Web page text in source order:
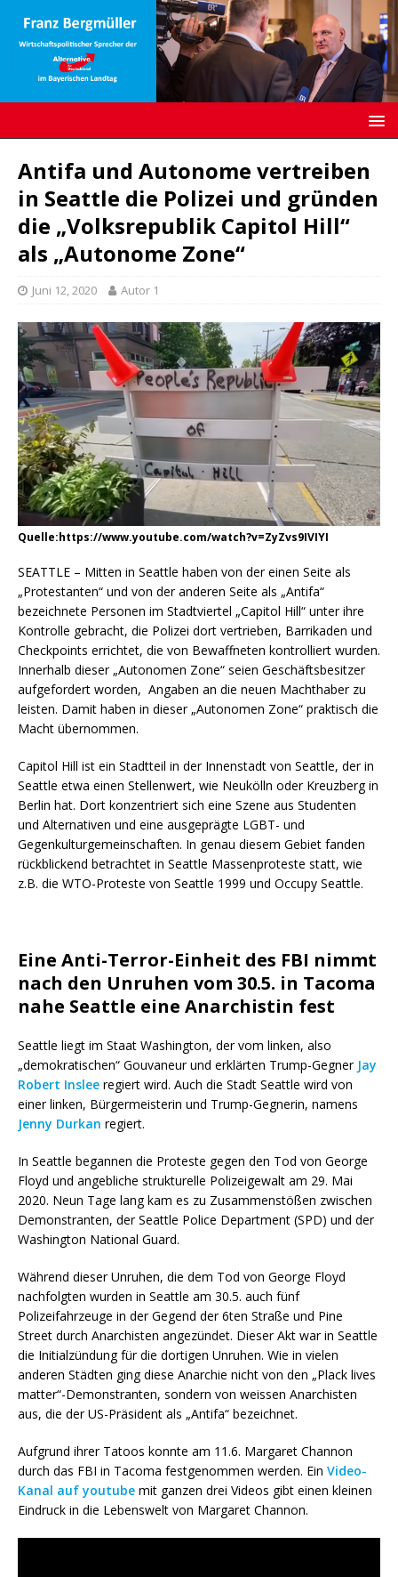
Antifa und Autonome vertreiben
in Seattle die Polizei und gründen
die „Volksrepublik Capitol Hill“
als „Autonome Zone“
Juni 12, 2020 Autor 1
Quelle:https://www.youtube.com/watch?v=ZyZvs9IVIYI
SEATTLE – Mitten in Seattle haben von der einen Seite als
„Protestanten“ und von der anderen Seite als „Antifa“
bezeichnete Personen im Stadtviertel „Capitol Hill“ unter ihre
Kontrolle gebracht, die Polizei dort vertrieben, Barrikaden und
Checkpoints errichtet, die von Bewaffneten kontrolliert wurden.
Innerhalb dieser „Autonomen Zone“ seien Geschäftsbesitzer
aufgefordert worden, Angaben an die neuen Machthaber zu
leisten. Damit haben in dieser „Autonomen Zone“ praktisch die
Macht übernommen.
Capitol Hill ist ein Stadtteil in der Innenstadt von Seattle, der in
Seattle etwa einen Stellenwert, wie Neukölln oder Kreuzberg in
Berlin hat. Dort konzentriert sich eine Szene aus Studenten
und Alternativen und eine ausgeprägte LGBT- und
Gegenkulturgemeinschaften. In genau diesem Gebiet fanden
rückblickend betrachtet in Seattle Massenproteste statt, wie
z.B. die WTO-Proteste von Seattle 1999 und Occupy Seattle.
Eine Anti-Terror-Einheit des FBI nimmt
nach den Unruhen vom 30.5. in Tacoma
nahe Seattle eine Anarchistin fest
Seattle liegt im Staat Washington, der vom linken, also
„demokratischen“ Gouvaneur und erklärten Trump-Gegner Jay
Robert Inslee regiert wird. Auch die Stadt Seattle wird von
einer linken, Bürgermeisterin und Trump-Gegnerin, namens
Jenny Durkan regiert.
In Seattle begannen die Proteste gegen den Tod von George
Floyd und angebliche strukturelle Polizeigewalt am 29. Mai
2020. Neun Tage lang kam es zu Zusammenstößen zwischen
Demonstranten, der Seattle Police Department (SPD) und der
Washington National Guard.
Während dieser Unruhen, die dem Tod von George Floyd
nachfolgten wurden in Seattle am 30.5. auch fünf
Polizeifahrzeuge in der Gegend der 6ten Straße und Pine
Street durch Anarchisten angezündet. Dieser Akt war in Seattle
die Initialzündung für die dortigen Unruhen. Wie in vielen
anderen Städten ging diese Anarchie nicht von den „Plack lives
matter“-Demonstranten, sondern von weissen Anarchisten
aus, die der US-Präsident als „Antifa“ bezeichnet.
Aufgrund ihrer Tatoos konnte am 11.6. Margaret Channon
durch das FBI in Tacoma festgenommen werden. Ein Video-
Kanal auf youtube mit ganzen drei Videos gibt einen kleinen
Eindruck in die Lebenswelt von Margaret Channon.